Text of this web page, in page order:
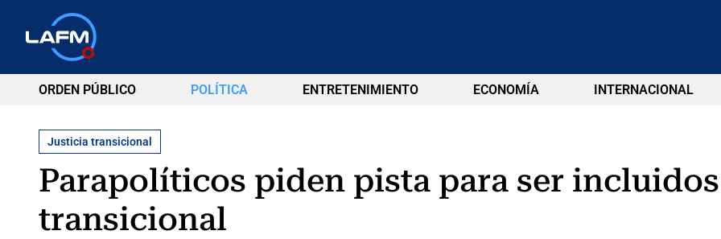
ORDEN PÚBLICO POLÍTICA ENTRETENIMIENTO ECONOMÍA INTERNACIONAL
Justicia transicional
Parapolíticos piden pista para ser
transicional